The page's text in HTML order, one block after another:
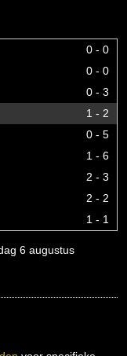
0 - 0
0 - 0
0 - 3
1 - 2
0 - 5
1 - 6
2 - 3
2 - 2
1 - 1
6 augustus